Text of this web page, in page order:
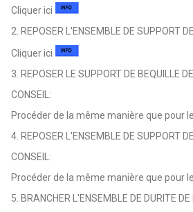
Cliquer ici
2. REPOSER L'ENSEMBLE DE SUPPORT
Cliquer ici
3. REPOSER LE SUPPORT DE BEQUILLE
CONSEIL:
Procéder de la même manière que pour
4. REPOSER L'ENSEMBLE DE SUPPORT
CONSEIL:
Procéder de la même manière que pour
5. BRANCHER L'ENSEMBLE DE DURITE